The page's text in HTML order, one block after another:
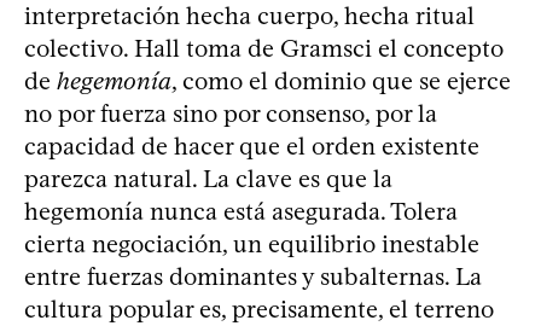
interpretación hecha cuerpo, hecha ritual
colectivo. Hall toma de Gramsci el concepto
de hegemonía, como el dominio que se ejerce
no por fuerza sino por consenso, por la
capacidad de hacer que el orden existente
parezca natural. La clave es que la
hegemonía nunca está asegurada. Tolera
cierta negociación, un equilibrio inestable
entre fuerzas dominantes y subalternas. La
cultura popular es, precisamente, el terreno